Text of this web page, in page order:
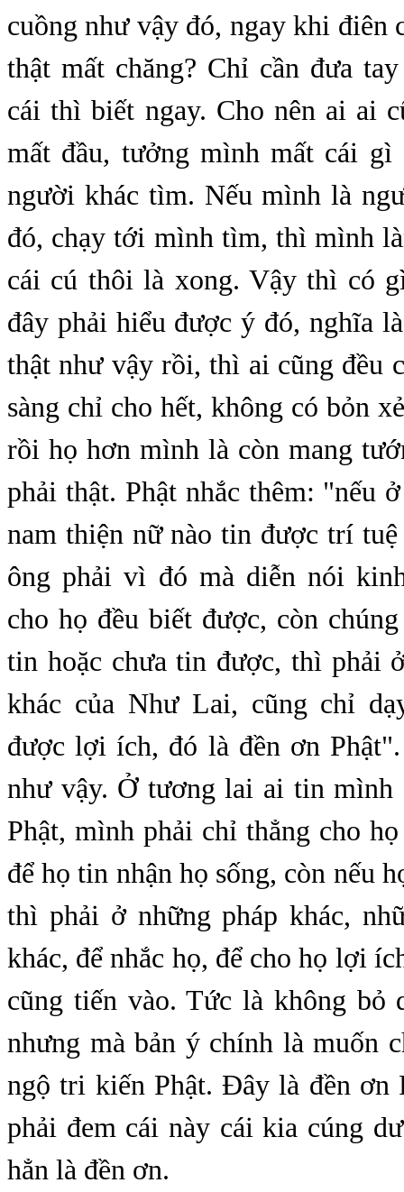
cuồng như vậy đó, ngay khi điên
thật mất chăng? Chỉ cần đưa
cái thì biết ngay. Cho nên ai ai
mất đầu, tưởng mình mất cái
người khác tìm. Nếu mình là
đó, chạy tới mình tìm, thì mình
cái cú thôi là xong. Vậy thì có
đây phải hiểu được ý đó, nghĩa
thật như vậy rồi, thì ai cũng đều
sàng chỉ cho hết, không có bỏn
rồi họ hơn mình là còn mang
phải thật. Phật nhắc thêm: "nếu
nam thiện nữ nào tin được trí
ông phải vì đó mà diễn nói
cho họ đều biết được, còn chúng
tin hoặc chưa tin được, thì phải
khác của Như Lai, cũng chỉ
được lợi ích, đó là đền ơn
như vậy. Ở tương lai ai tin mình
Phật, mình phải chỉ thẳng cho
để họ tin nhận họ sống, còn nếu
thì phải ở những pháp khác,
khác, để nhắc họ, để cho họ lợi
cũng tiến vào. Tức là không bỏ
nhưng mà bản ý chính là muốn
ngộ tri kiến Phật. Đây là đền ơn
phải đem cái này cái kia cúng
hẳn là đền ơn.